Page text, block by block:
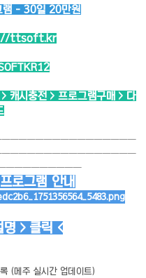
램 - 30일 20만원
ttsoft.kr
캐시충전 > 프로그램구매 > 다
로그램 안내
명 > 클릭 <
(메주 실시간 업데이트)